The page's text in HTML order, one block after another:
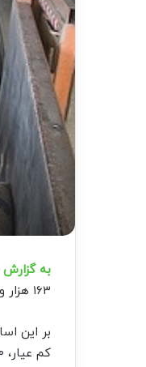
به گزارش
۱۶۳ هزار و ۹۰ تن سیمان بود.
کم عیار، ۲۸۰ تن سولفور مولیبدن و ۱۰۰ تن شمش روی نیز در تالار مذکور معامله شد.